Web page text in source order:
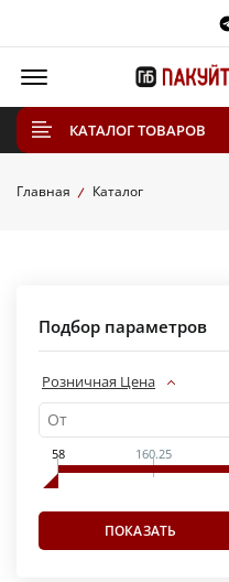
КАТАЛОГ ТОВАРОВ
Главная Каталог
Подбор параметров
Розничная Цена
58 160.25